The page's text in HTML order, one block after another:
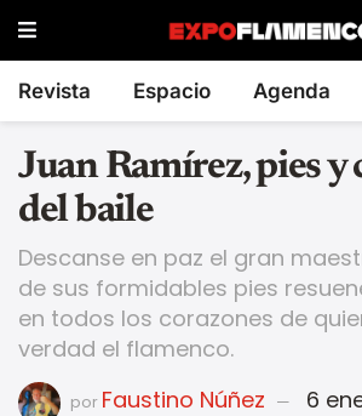
Revista Espacio Agenda
Juan Ramírez, pies y
del baile
Descanse en paz el gran
de sus formidables pies
en todos los corazones de
verdad el flamenco.
por Faustino Núñez 6